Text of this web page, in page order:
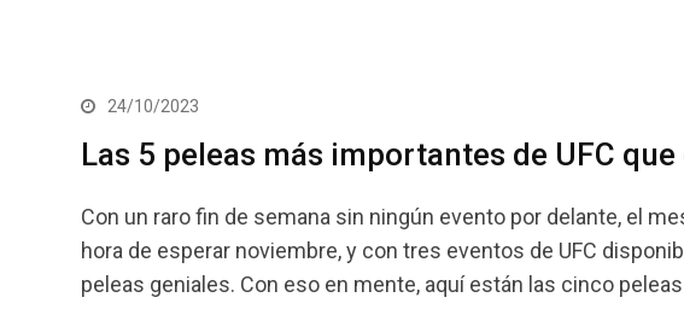
24/10/2023
Las 5 peleas más importantes de UFC
Con un raro fin de semana sin ningún evento por delante, el
hora de esperar noviembre, y con tres eventos de UFC
peleas geniales. Con eso en mente, aquí están las cinco